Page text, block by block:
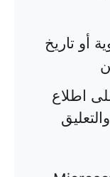
أو تاريخ
اطلاع